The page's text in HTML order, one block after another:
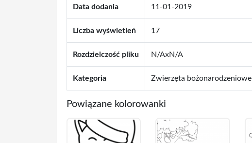
Data dodania 11-01-2019
Liczba wyświetleń 17
Rozdzielczość pliku N/AxN/A
Kategoria Zwierzęta bożonarodzeniowe
Powiązane kolorowanki